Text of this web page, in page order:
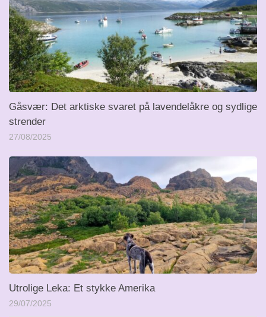
Gåsvær: Det arktiske svaret på lavendelåkre og sydlige
strender
27/08/2025
Utrolige Leka: Et stykke Amerika
29/07/2025